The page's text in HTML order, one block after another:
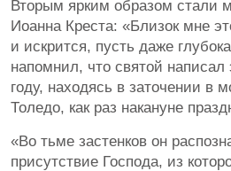
Вторым ярким образом стали
Иоанна Креста: «Близок мне
и искрится, пусть даже
напомнил, что святой написал
году, находясь в заточении в
Толедо, как раз накануне
«Во тьме застенков он
присутствие Господа, из